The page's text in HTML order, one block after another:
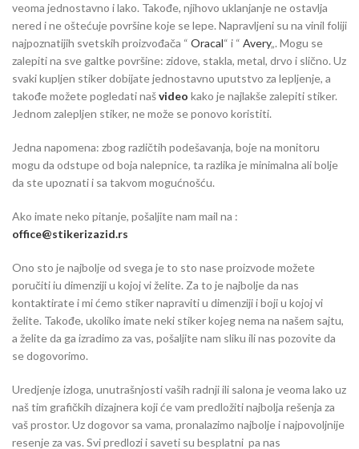
veoma jednostavno i lako. Takođe, njihovo uklanjanje ne ostavlja
nered i ne oštećuje površine koje se lepe. Napravljeni su na vinil foliji
najpoznatijih svetskih proizvođača “ Oracal“ i “ Avery„. Mogu se
zalepiti na sve galtke površine: zidove, stakla, metal, drvo i slično. Uz
svaki kupljen stiker dobijate jednostavno uputstvo za lepljenje, a
takođe možete pogledati našvideo kako je najlakše zalepiti stiker.
Jednom zalepljen stiker, ne može se ponovo koristiti.
Jedna napomena: zbog različtih podešavanja, boje na monitoru
mogu da odstupe od boja nalepnice, ta razlika je minimalna ali bolje
da ste upoznati i sa takvom mogućnošću.
Ako imate neko pitanje, pošaljite nam mail na :
office@stikerizazid.rs
Ono sto je najbolje od svega je to sto nase proizvode možete
poručiti iu dimenziji u kojoj vi želite. Za to je najbolje da nas
kontaktirate i mi ćemo stiker napraviti u dimenziji i boji u kojoj vi
želite. Takođe, ukoliko imate neki stiker kojeg nema na našem sajtu,
a želite da ga izradimo za vas, pošaljite nam sliku ili nas pozovite da
se dogovorimo.
Uredjenje izloga, unutrašnjosti vaših radnji ili salona je veoma lako uz
naš tim grafičkih dizajnera koji će vam predložiti najbolja rešenja za
vaš prostor. Uz dogovor sa vama, pronalazimo najbolje i najpovoljnije
resenje za vas. Svi predlozi i saveti su besplatni pa nas